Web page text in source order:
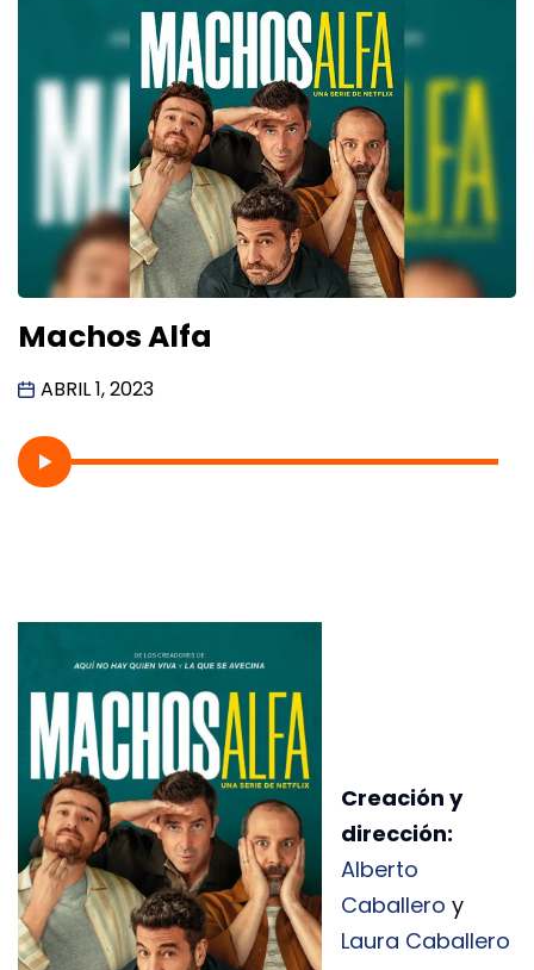
Machos Alfa
ABRIL 1, 2023
Creación y
dirección:
Alberto
Caballero y
Laura Caballero